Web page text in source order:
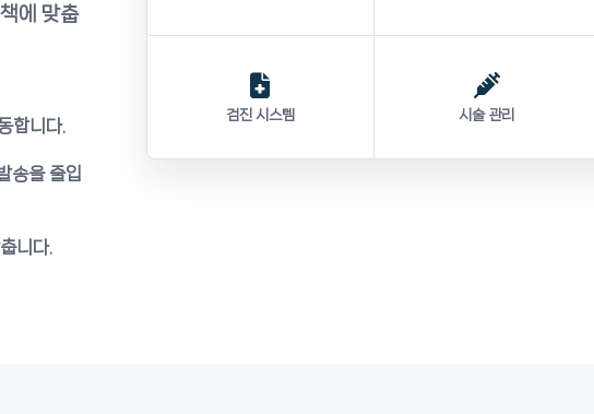
에 맞춥
합니다.
송을 줄입
니다.
검진 시스템 시술 관리